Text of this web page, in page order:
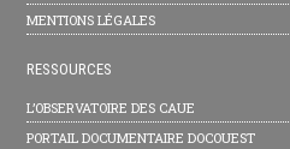
MENTIONS LÉGALES
RESSOURCES
L’OBSERVATOIRE DES CAUE
PORTAIL DOCUMENTAIRE DOCOUEST